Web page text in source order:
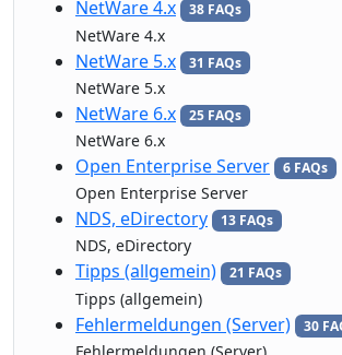
NetWare 4.x 38 FAQs
NetWare 4.x
NetWare 5.x 31 FAQs
NetWare 5.x
NetWare 6.x 25 FAQs
NetWare 6.x
Open Enterprise Server 6 FAQs
Open Enterprise Server
NDS, eDirectory 13 FAQs
NDS, eDirectory
Tipps (allgemein) 21 FAQs
Tipps (allgemein)
Fehlermeldungen (Server) 30
Fehlermeldungen (Server)